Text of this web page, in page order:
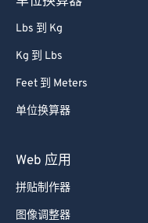
Lbs 到 Kg
Kg 到 Lbs
Feet 到 Meters
单位换算器
Web 应用
拼贴制作器
图像调整器